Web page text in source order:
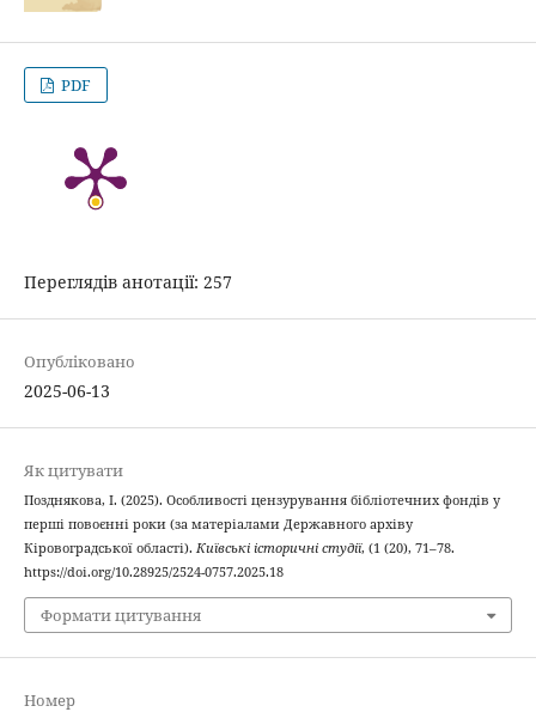
PDF
Переглядів анотації: 257
Опубліковано
2025-06-13
Як цитувати
Позднякова, І. (2025). Особливості цензурування бібліотечних фондів у
перші повоєнні роки (за матеріалами Державного архіву
Кіровоградської області). Київські історичні студії, (1 (20), 71–78.
https://doi.org/10.28925/2524-0757.2025.18
Формати цитування
Номер